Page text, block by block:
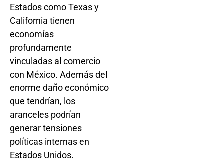
Estados como Texas y
California tienen
economías
profundamente
vinculadas al comercio
con México. Además del
enorme daño económico
que tendrían, los
aranceles podrían
generar tensiones
políticas internas en
Estados Unidos.